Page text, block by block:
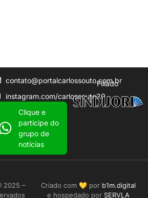
contato@portalcarlossouto.com.br
instagram.com/carlossouto20
Clique e
participe do
grupo de
notícias
Filiado
2025 –
Criado com 💛 por b1m.digital
e hospedado por SERVLA